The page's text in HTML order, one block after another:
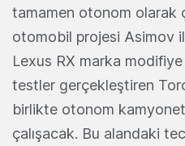
tamamen otonom olarak
otomobil projesi Asimov
Lexus RX marka
testler gerçekleştiren
birlikte otonom
çalışacak. Bu alandaki